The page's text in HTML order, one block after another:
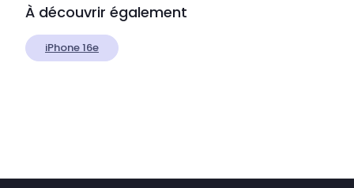
À découvrir également
iPhone 16e